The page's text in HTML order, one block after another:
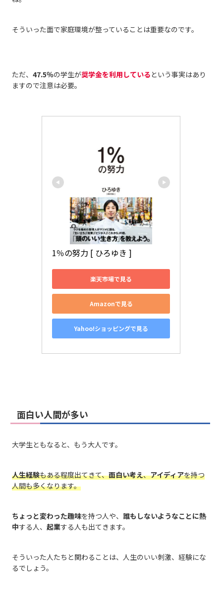
そういった面で家庭環境が整っていることは重要なのです。
ただ、 47.5％の学生が奨学金を利用しているという事実はあり
ますので注意は必要。
1％の努力 [ ひろゆき ]
楽天市場で見る
Amazonで見る
Yahoo!ショッピングで見る
面白い人間が多い
大学生ともなると、もう大人です。
人生経験もある程度出てきて、面白い考え、アイディアを持つ
人間も多くなります。
ちょっと変わった趣味を持つ人や、 誰もしないようなことに熱
中する人、 起業する人も出てきます。
そういった人たちと関わることは、人生のいい刺激、経験にな
るでしょう。